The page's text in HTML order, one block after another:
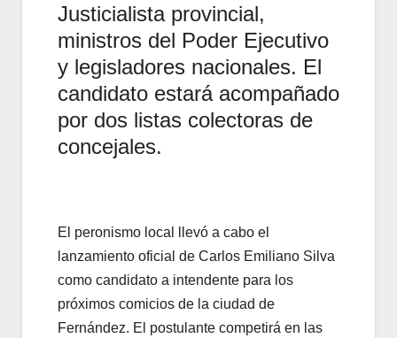
Justicialista provincial,
ministros del Poder Ejecutivo
y legisladores nacionales. El
candidato estará acompañado
por dos listas colectoras de
concejales.
El peronismo local llevó a cabo el
lanzamiento oficial de Carlos Emiliano Silva
como candidato a intendente para los
próximos comicios de la ciudad de
Fernández. El postulante competirá en las